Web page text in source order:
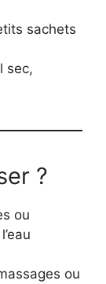
sachets
sec,
?
ou
ou